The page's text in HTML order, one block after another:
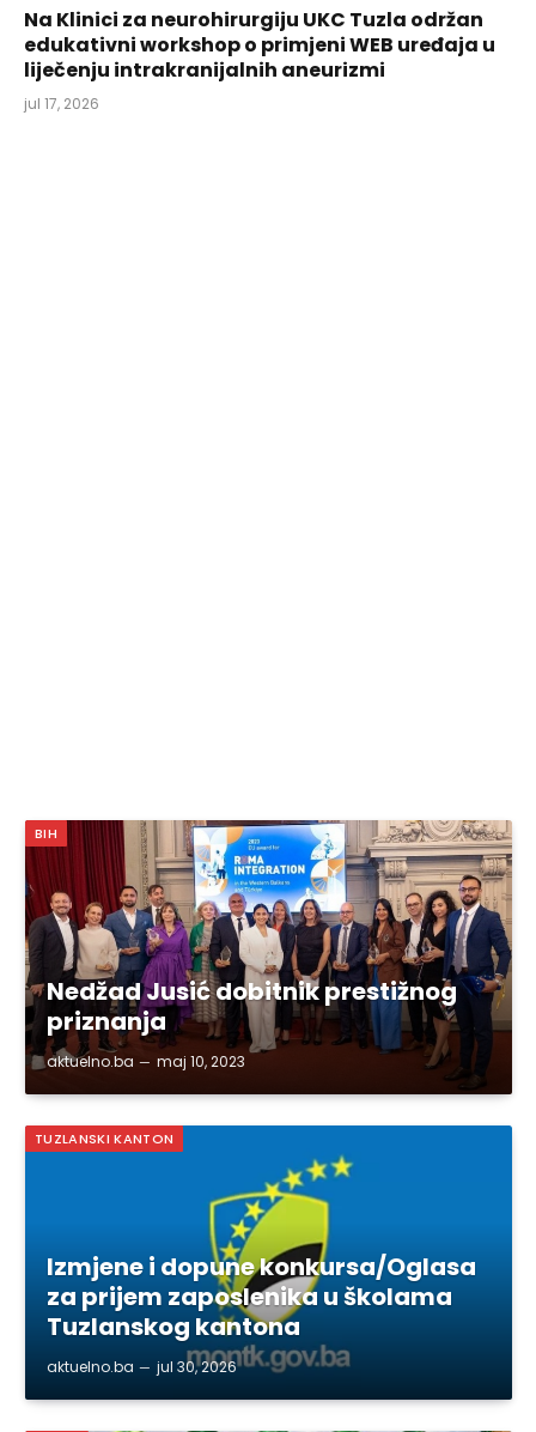
Na Klinici za neurohirurgiju UKC Tuzla održan
edukativni workshop o primjeni WEB uređaja u
liječenju intrakranijalnih aneurizmi
jul 17, 2026
BIH
Nedžad Jusić dobitnik prestižnog
priznanja
aktuelno.ba maj 10, 2023
TUZLANSKI KANTON
Izmjene i dopune konkursa/Oglasa
za prijem zaposlenika u školama
Tuzlanskog kantona
aktuelno.ba jul 30, 2026